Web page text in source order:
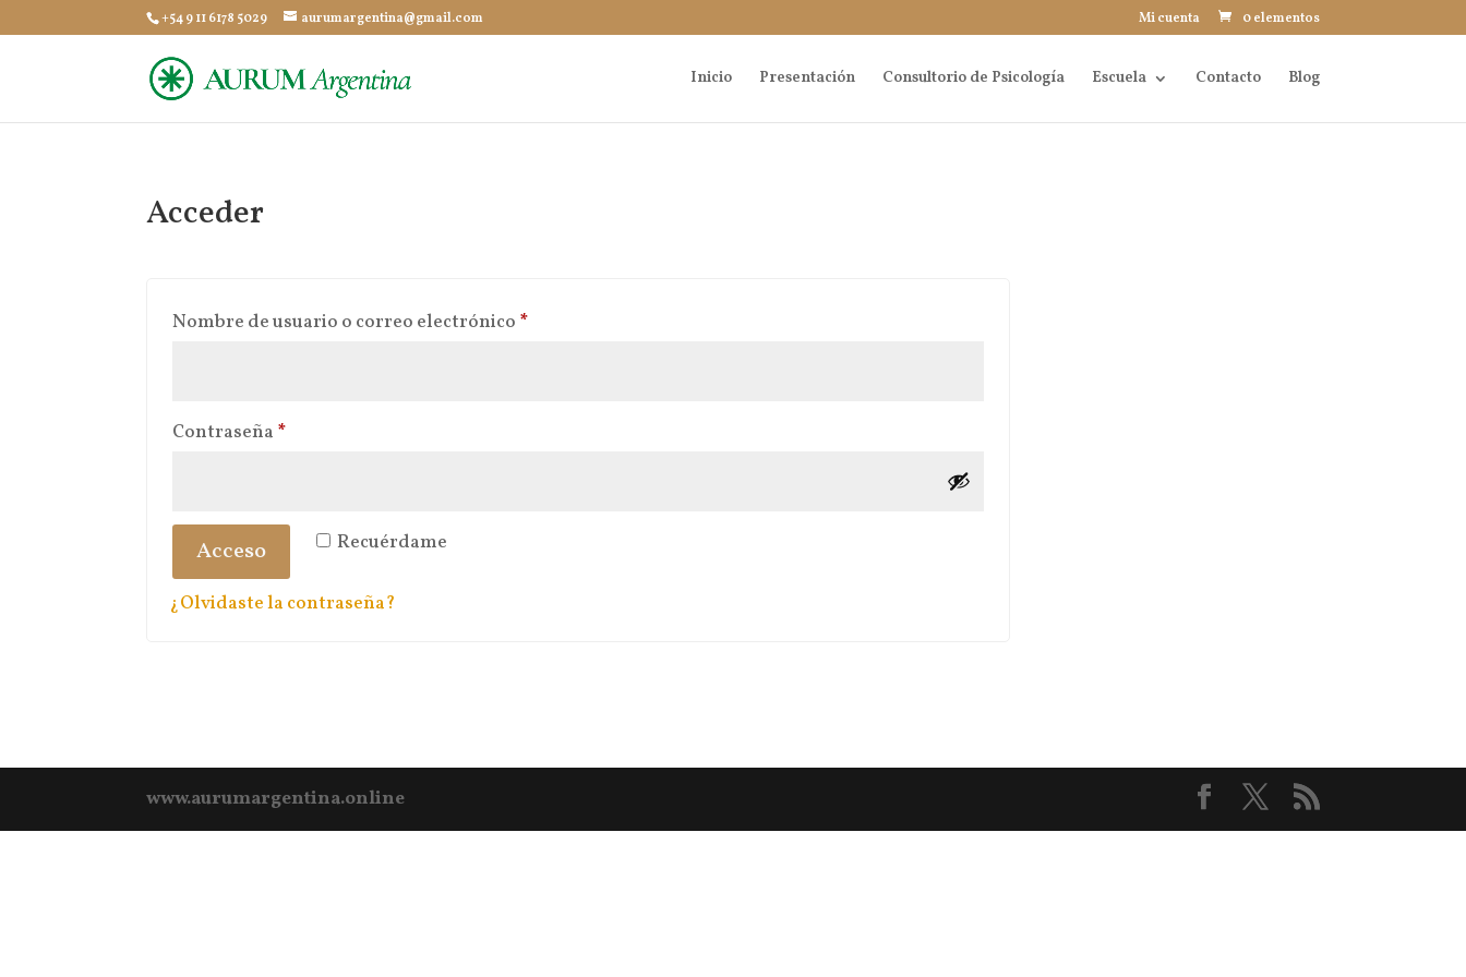
+54 9 11 6178 5029 aurumargentina@gmail.com Mi cuenta 0 elementos
Inicio Presentación Consultorio de Psicología Escuela Contacto Blog
Acceder
Nombre de usuario o correo electrónico *Obligatorio
Contraseña *Obligatorio
Recuérdame
Acceso
¿Olvidaste la contraseña?
www.aurumargentina.online